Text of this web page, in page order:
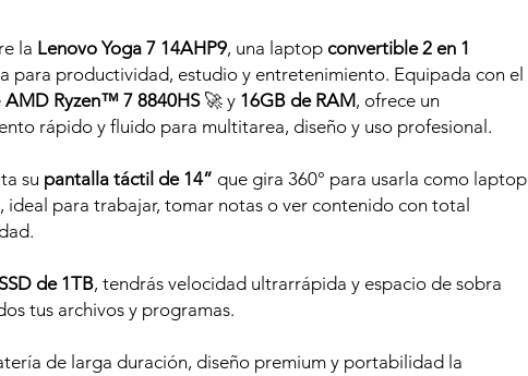
la Lenovo Yoga 7 14AHP9, una laptop convertible 2 en 1
para productividad, estudio y entretenimiento. Equipada con el
AMD Ryzen™ 7 8840HS🚀 y 16GB de RAM, ofrece un
rápido y fluido para multitarea, diseño y uso profesional.
su pantalla táctil de 14” que gira 360° para usarla como laptop
ideal para trabajar, tomar notas o ver contenido con total
SSD de 1TB, tendrás velocidad ultrarrápida y espacio de sobra
tus archivos y programas.
de larga duración, diseño premium y portabilidad la